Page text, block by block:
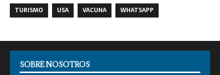
TURISMO
USA VACUNA WHATSAPP
SOBRE NOSOTROS